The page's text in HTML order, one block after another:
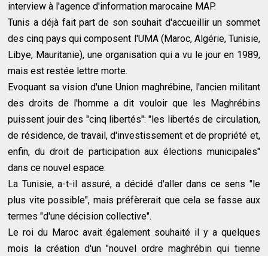
interview à l'agence d'information marocaine MAP.
Tunis a déjà fait part de son souhait d'accueillir un sommet
des cinq pays qui composent l'UMA (Maroc, Algérie, Tunisie,
Libye, Mauritanie), une organisation qui a vu le jour en 1989,
mais est restée lettre morte.
Evoquant sa vision d'une Union maghrébine, l'ancien militant
des droits de l'homme a dit vouloir que les Maghrébins
puissent jouir des "cinq libertés": "les libertés de circulation,
de résidence, de travail, d'investissement et de propriété et,
enfin, du droit de participation aux élections municipales"
dans ce nouvel espace.
La Tunisie, a-t-il assuré, a décidé d'aller dans ce sens "le
plus vite possible", mais préfèrerait que cela se fasse aux
termes "d'une décision collective".
Le roi du Maroc avait également souhaité il y a quelques
mois la création d'un "nouvel ordre maghrébin qui tienne